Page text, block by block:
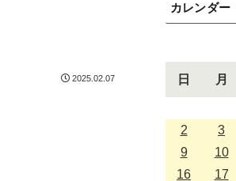
2025.02.07
カレンダー
日 月
2
3
9
10
16
17